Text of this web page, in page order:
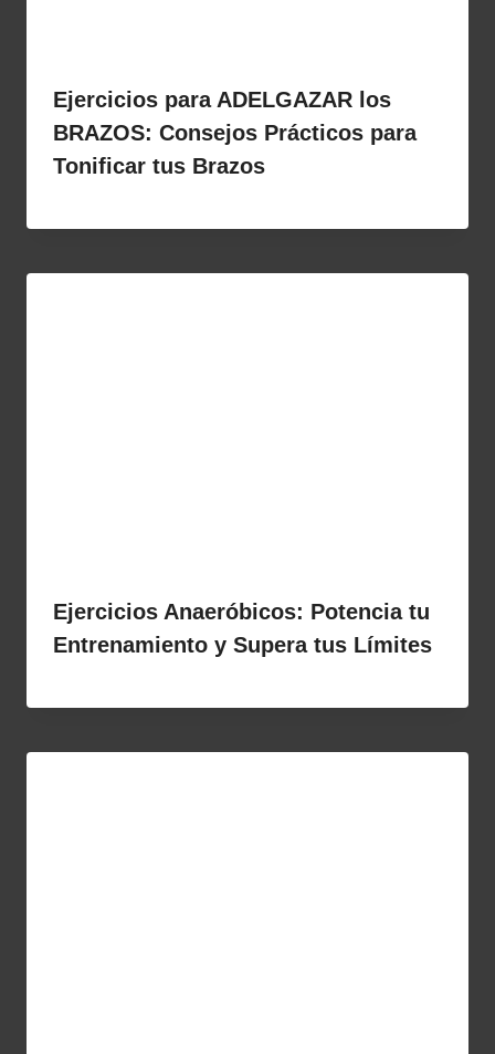
Ejercicios para ADELGAZAR los
BRAZOS: Consejos Prácticos para
Tonificar tus Brazos
Ejercicios Anaeróbicos: Potencia tu
Entrenamiento y Supera tus Límites